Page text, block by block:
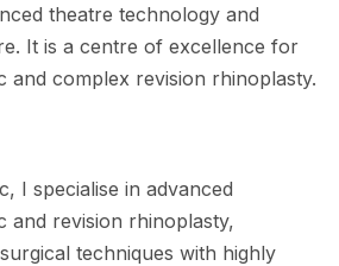
theatre technology and
It is a centre of excellence for
and complex revision rhinoplasty.
I specialise in advanced
and revision rhinoplasty,
techniques with highly